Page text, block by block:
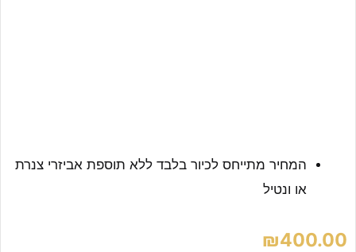
המחיר מתייחס לכיור בלבד ללא תוספת אביזרי צנרת
או ונטיל
₪400.00